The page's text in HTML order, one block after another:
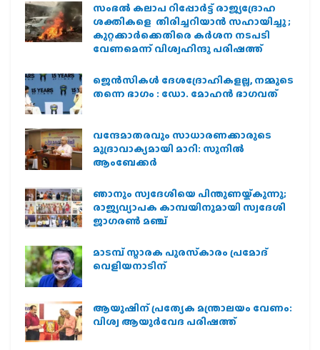
സംഭൽ കലാപ റിപ്പോർട്ട് രാജ്യദ്രോഹ
ശക്തികളെ തിരിച്ചറിയാൻ സഹായിച്ചു ;
കുറ്റക്കാർക്കെതിരെ കർശന നടപടി
വേണമെന്ന് വിശ്വഹിന്ദു പരിഷത്ത്
ജെന്‍സികള്‍ ദേശദ്രോഹികളല്ല, നമ്മുടെ
തന്നെ ഭാഗം : ഡോ. മോഹന്‍ ഭാഗവത്
വന്ദേമാതരവും സാധാരണക്കാരുടെ
മുദ്രാവാക്യമായി മാറി: സുനിൽ
ആംബേക്കർ
ഞാനും സ്വദേശിയെ പിന്തുണയ്ക്കുന്നു;
രാജ്യവ്യാപക കാമ്പയിനുമായി സ്വദേശി
ജാഗരണ്‍ മഞ്ച്
മാടമ്പ് സ്മാരക പുരസ്‌കാരം പ്രമോദ്
വെളിയനാടിന്
ആയുഷിന് പ്രത്യേക മന്ത്രാലയം വേണം:
വിശ്വ ആയുര്‍വേദ പരിഷത്ത്